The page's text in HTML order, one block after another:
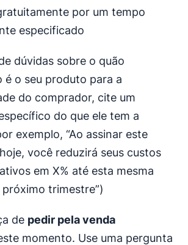
por um tempo
especificado
dúvidas sobre o quão
é o seu produto para a
do comprador, cite um
do que ele tem a
exemplo, “Ao assinar este
você reduzirá seus custos
em X% até esta mesma
trimestre”)
de pedir pela venda
momento. Use uma pergunta